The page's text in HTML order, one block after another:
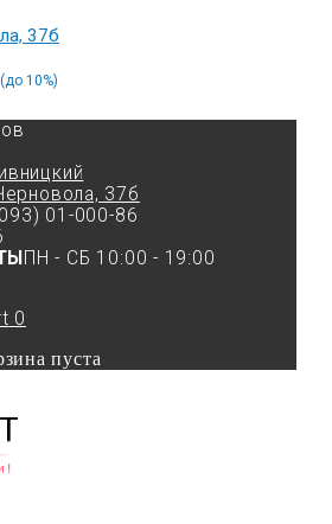
37б
10%)
37б
01-000-86
ПН - СБ 10:00 - 19:00
0
пуста